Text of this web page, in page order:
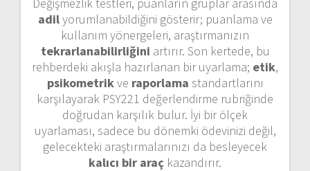
adilyorumlanabildiğini gösterir; puanlama ve
kullanım yönergeleri, araştırmanızın
tekrarlanabilirliğini artırır. Son kertede, bu
rehberdeki akışla hazırlanan bir uyarlama; etik,
psikometrikve raporlama standartlarını
karşılayarak PSY221 değerlendirme rubriğinde
doğrudan karşılık bulur. İyi bir ölçek
uyarlaması, sadece bu dönemki ödevinizi değil,
gelecekteki araştırmalarınızı da besleyecek
kalıcı bir araç kazandırır.